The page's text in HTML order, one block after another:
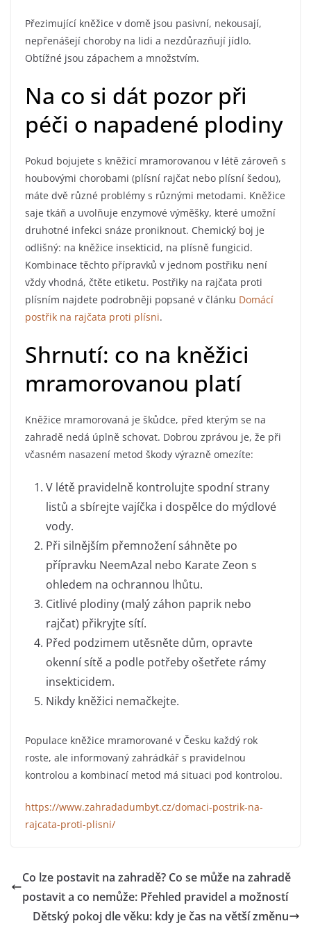
Přezimující kněžice v domě jsou pasivní, nekousají,
nepřenášejí choroby na lidi a nezdůrazňují jídlo.
Obtížné jsou zápachem a množstvím.
Na co si dát pozor při
péči o napadené plodiny
Pokud bojujete s kněžicí mramorovanou v létě zároveň s
houbovými chorobami (plísní rajčat nebo plísní šedou),
máte dvě různé problémy s různými metodami. Kněžice
saje tkáň a uvolňuje enzymové výměšky, které umožní
druhotné infekci snáze proniknout. Chemický boj je
odlišný: na kněžice insekticid, na plísně fungicid.
Kombinace těchto přípravků v jednom postřiku není
vždy vhodná, čtěte etiketu. Postřiky na rajčata proti
plísním najdete podrobněji popsané v článku Domácí
postřik na rajčata proti plísni.
Shrnutí: co na kněžici
mramorovanou platí
Kněžice mramorovaná je škůdce, před kterým se na
zahradě nedá úplně schovat. Dobrou zprávou je, že při
včasném nasazení metod škody výrazně omezíte:
V létě pravidelně kontrolujte spodní strany
listů a sbírejte vajíčka i dospělce do mýdlové
vody.
Při silnějším přemnožení sáhněte po
přípravku NeemAzal nebo Karate Zeon s
ohledem na ochrannou lhůtu.
Citlivé plodiny (malý záhon paprik nebo
rajčat) přikryjte sítí.
Před podzimem utěsněte dům, opravte
okenní sítě a podle potřeby ošetřete rámy
insekticidem.
Nikdy kněžici nemačkejte.
Populace kněžice mramorované v Česku každý rok
roste, ale informovaný zahrádkář s pravidelnou
kontrolou a kombinací metod má situaci pod kontrolou.
https://www.zahradadumbyt.cz/domaci-postrik-na-
rajcata-proti-plisni/
Co lze postavit na zahradě? Co se může na zahradě
postavit a co nemůže: Přehled pravidel a možností
Dětský pokoj dle věku: kdy je čas na větší změnu